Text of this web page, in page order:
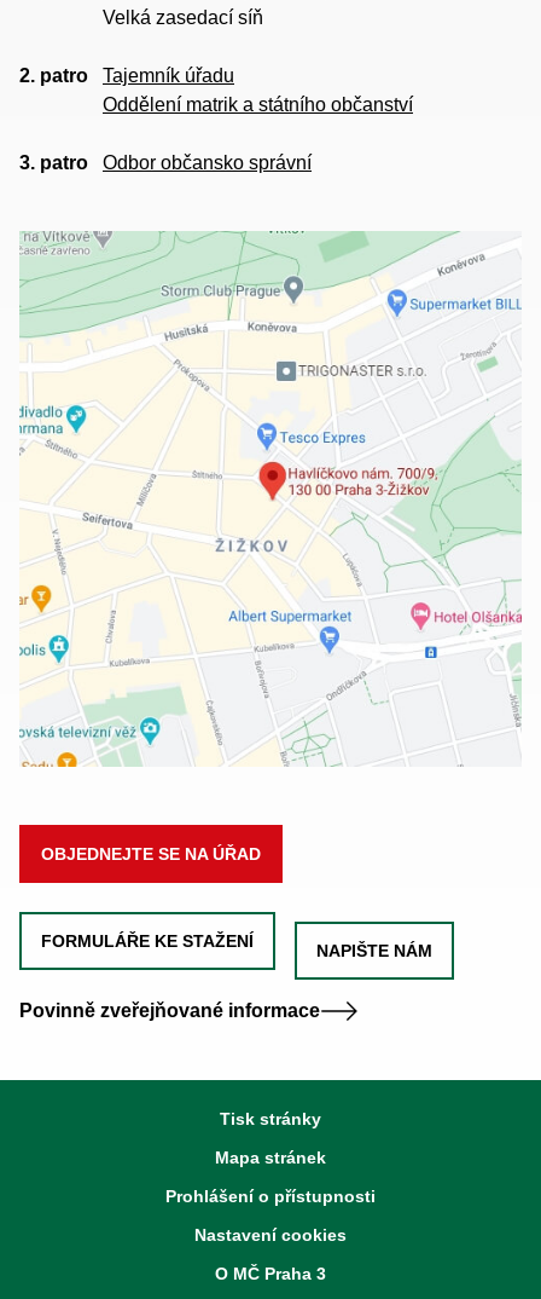
Velká zasedací síň
2. patro
Tajemník úřadu
Oddělení matrik a státního občanství
3. patro Odbor občansko správní
OBJEDNEJTE SE NA ÚŘAD
FORMULÁŘE KE STAŽENÍ NAPIŠTE NÁM
Povinně zveřejňované informace
Tisk stránky
Mapa stránek
Prohlášení o přístupnosti
Nastavení cookies
O MČ Praha 3